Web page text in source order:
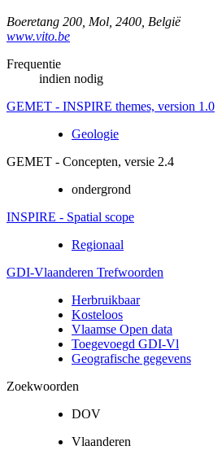
Boeretang 200 Mol 2400 België
www.vito.be
Frequentie
indien nodig
GEMET - INSPIRE themes, version 1.0
Geologie
GEMET - Concepten, versie 2.4
ondergrond
INSPIRE - Spatial scope
Regionaal
GDI-Vlaanderen Trefwoorden
Herbruikbaar
Kosteloos
Vlaamse Open data
Toegevoegd GDI-Vl
Geografische gegevens
Zoekwoorden
DOV
Vlaanderen